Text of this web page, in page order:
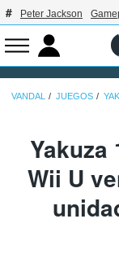
Peter Jackson
VANDAL JUEGOS
Yakuza
Wii U